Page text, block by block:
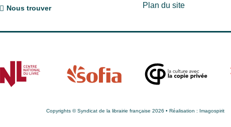
Nous trouver
Plan du site
Copyrights © Syndicat de la librairie française 2026 • Réalisation : Imagospirit